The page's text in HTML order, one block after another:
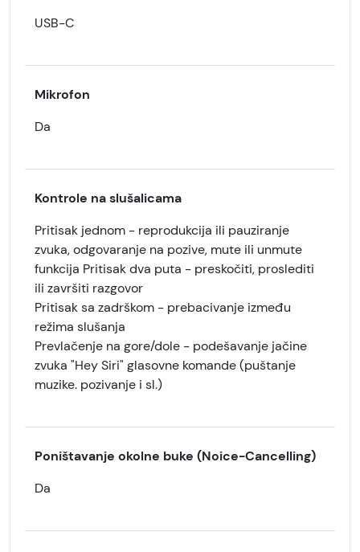
USB-C
Mikrofon
Da
Kontrole na slušalicama
Pritisak jednom - reprodukcija ili pauziranje
zvuka, odgovaranje na pozive, mute ili unmute
funkcija Pritisak dva puta - preskočiti, proslediti
ili završiti razgovor
Pritisak sa zadrškom - prebacivanje između
režima slušanja
Prevlačenje na gore/dole - podešavanje jačine
zvuka "Hey Siri" glasovne komande (puštanje
muzike. pozivanje i sl.)
Poništavanje okolne buke (Noice-Cancelling)
Da